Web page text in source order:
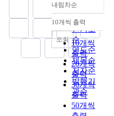
정확도
순
인기도
순
연도순
제목순
저자순
발행기
관순
내림차순
내림차순
10개씩 출력
10개씩
출력
20개씩
출력
30개씩
출력
50개씩
조회